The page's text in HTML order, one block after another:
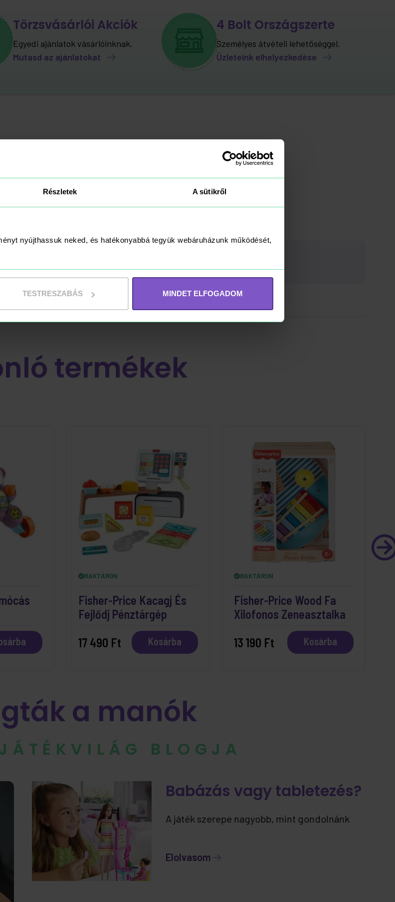
Részletek A sütikről
nyújthassuk neked, és hatékonyabbá tegyük webáruházunk működését,
TESTRESZABÁS MINDET ELFOGADOM
Törzsvásárlói Akciók
Egyedi ajánlatok vásárlóinknak.
Mutasd az ajánlatokat
4 Bolt Országszerte
Személyes átvételi lehetőséggel.
Üzleteink elhelyezkedése
vélemények
bantam meg, jo valasztas volt.
termékek
RAKTÁRON
Fisher-Price Kacagj És
Fejlődj Pénztárgép
17 490 Ft
Kosárba
RAKTÁRON
Fisher-Price Wood Fa
Xilofonos Zeneasztalka
13 190 Ft
Kosárba
a manók
BLOGJA
Babázás vagy tabletezés?
A játék szerepe nagyobb, mint gondolnánk
Elolvasom